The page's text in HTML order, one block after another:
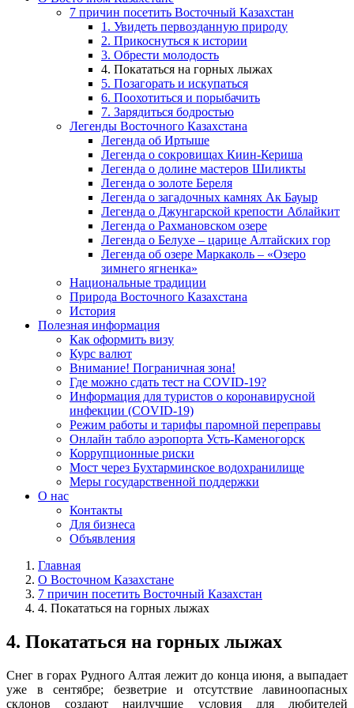
7 причин посетить Восточный Казахстан
1. Увидеть первозданную природу
2. Прикоснуться к истории
3. Обрести молодость
4. Покататься на горных лыжах
5. Позагорать и искупаться
6. Поохотиться и порыбачить
7. Зарядиться бодростью
Легенды Восточного Казахстана
Легенда об Иртыше
Легенда о сокровищах Киин-Кериша
Легенда о долине мастеров Шиликты
Легенда о золоте Береля
Легенда о загадочных камнях Ак Бауыр
Легенда о Джунгарской крепости Аблайкит
Легенда о Рахмановском озере
Легенда о Белухе – царице Алтайских гор
Легенда об озере Маркаколь – «Озеро
зимнего ягненка»
Национальные традиции
Природа Восточного Казахстана
История
Полезная информация
Как оформить визу
Курс валют
Внимание! Пограничная зона!
Где можно сдать тест на COVID-19?
Информация для туристов о коронавирусной
инфекции (COVID-19)
Режим работы и тарифы паромной переправы
Онлайн табло аэропорта Усть-Каменогорск
Коррупционные риски
Мост через Бухтарминское водохранилище
Меры государственной поддержки
О нас
Контакты
Для бизнеса
Объявления
Главная
О Восточном Казахстане
7 причин посетить Восточный Казахстан
4. Покататься на горных лыжах
4. Покататься на горных лыжах
Снег в горах Рудного Алтая лежит до конца июня, а выпадает
уже в сентябре; безветрие и отсутствие лавиноопасных
склонов создают наилучшие условия для любителей